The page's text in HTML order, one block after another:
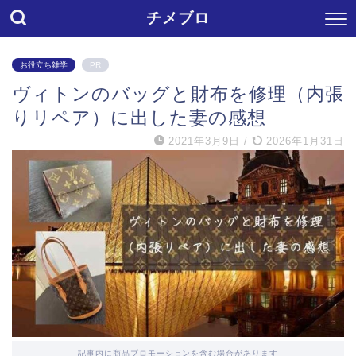
チメブロ
お役立ち雑学 PR
ヴィトンのバッグと財布を修理（内張
りリペア）に出した妻の感想
2021年3月9日 / 2026年1月31日
記事内に商品プロモーションを含む場合があります